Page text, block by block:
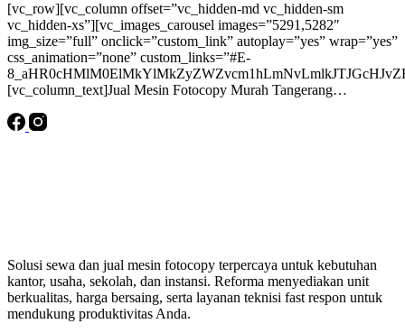
[vc_row][vc_column offset=”vc_hidden-md vc_hidden-sm
vc_hidden-xs”][vc_images_carousel images=”5291,5282″
img_size=”full” onclick=”custom_link” autoplay=”yes” wrap=”yes”
css_animation=”none” custom_links=”#E-
[vc_column_text]Jual Mesin Fotocopy Murah Tangerang…
Solusi sewa dan jual mesin fotocopy terpercaya untuk kebutuhan
kantor, usaha, sekolah, dan instansi. Reforma menyediakan unit
berkualitas, harga bersaing, serta layanan teknisi fast respon untuk
mendukung produktivitas Anda.